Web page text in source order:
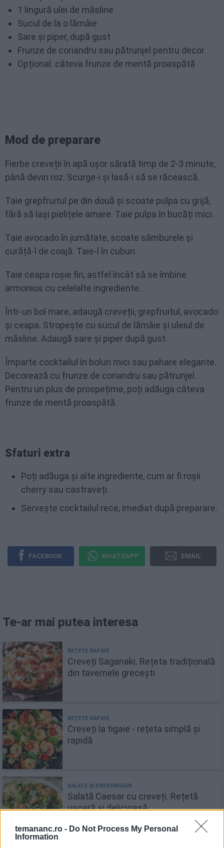
temananc.ro - Do Not Process My Personal
Information
1 lingură ulei de măsline
Sucul de la o lămâie
Sare și piper, după gust
Frunze de coriandru sau pătrunjel pentru decor
Opțional: câteva frunze de mentă proaspătă
Mod de preparare
Fierbe creveții în apă ușor sărată timp de 2-3 minute,
până devin roz. Scurge-i și lasă-i să se răcească.
Taie grepfruitul pe din două și scoate pulpa cu grijă,
fără să lași pielițele amare. Taie pulpa în bucăți mici.
Taie avocado în jumătate, scoate sâmburele și
curăță-l de coajă. Taie-l în cuburi.
Taie ceapa roșie fin, astfel încât să se îmbine
armonios cu celelalte ingrediente.
Într-un bol mare, adaugă creveții, grepfruitul, avocado
și ceapa. Stropește cu sucul de lămâie și uleiul de
măsline. Adaugă sare și piper după gust.
Împarte cocktailul în boluri mici sau pahare elegante.
Decorează cu frunze de coriandru sau pătrunjel.
Pentru un plus de prospețime, poți adăuga câteva
frunze de mentă proaspătă.
Sfaturi extra
Poți adăuga și alte ingrediente, cum ar fi roșii
cherry sau castraveți.
Servește cocktailul rece, imediat după preparare.
FACEBOOK WHATSAPP EMAIL
Te-ar mai putea interesa
Creveți Saganaki. Rețeta tradițională
din tavernele grecești
Creveți la tigaie - rețeta simplă și
rapidă
Salată Caesar cu creveți. Rețetă
ușoară și delicioasă